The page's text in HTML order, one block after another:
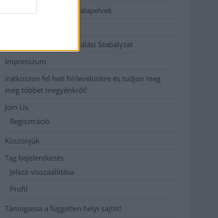
Etikai és függetlenségi alapelvek
Hozzászólási és Moderálási Szabályzat
Impresszum
Iratkozzon fel heti hírlevelünkre és tudjon meg
még többet megyénkről!
Join Us
Regisztráció
Köszönjük
Tag bejelentkezés
Jelszó visszaállítása
Profil
Támogassa a független helyi sajtót!